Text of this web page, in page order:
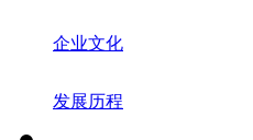
企业文化
发展历程